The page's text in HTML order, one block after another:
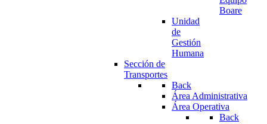
Boare
Unidad
de
Gestión
Humana
Sección de
Transportes
Back
Área Administrativa
Área Operativa
Back